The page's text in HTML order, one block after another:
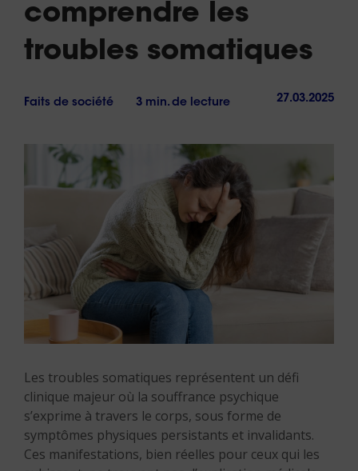
comprendre les
troubles somatiques
Faits de société 3 min. de lecture 27.03.2025
Les troubles somatiques représentent un défi
clinique majeur où la souffrance psychique
s’exprime à travers le corps, sous forme de
symptômes physiques persistants et invalidants.
Ces manifestations, bien réelles pour ceux qui les